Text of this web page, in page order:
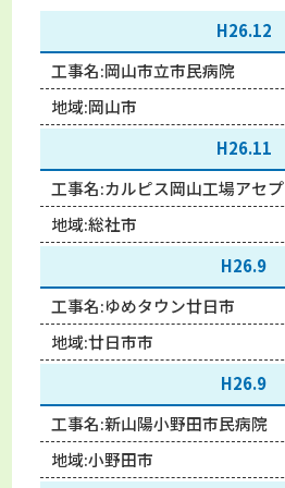
H26.12
工事名:岡山市立市民病院
地域:岡山市
H26.11
工事名:カルピス岡山工場アセプ
地域:総社市
H26.9
工事名:ゆめタウン廿日市
地域:廿日市市
H26.9
工事名:新山陽小野田市民病院
地域:小野田市